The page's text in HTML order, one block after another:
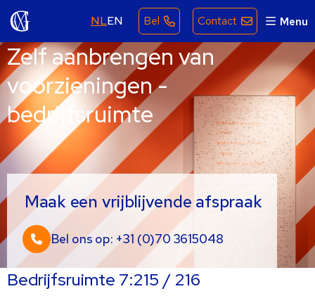
NLEN Bel Contact Menu
Zelf aanbrengen van
voorzieningen -
bedrijfsruimte
Maak een vrijblijvende afspraak
Bel ons op: +31 (0)70 3615048
Bedrijfsruimte 7:215 / 216